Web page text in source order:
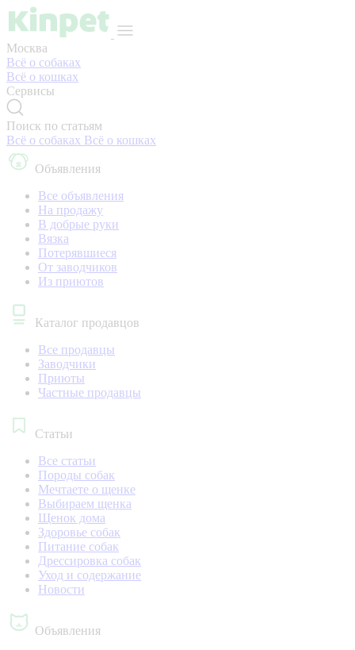
Москва
Всё о собаках
Всё о кошках
Сервисы
Поиск по статьям
Всё о собаках Всё о кошках
Объявления
Все объявления
На продажу
В добрые руки
Вязка
Потерявшиеся
От заводчиков
Из приютов
Каталог продавцов
Все продавцы
Заводчики
Приюты
Частные продавцы
Статьи
Все статьи
Породы собак
Мечтаете о щенке
Выбираем щенка
Щенок дома
Здоровье собак
Питание собак
Дрессировка собак
Уход и содержание
Новости
Объявления